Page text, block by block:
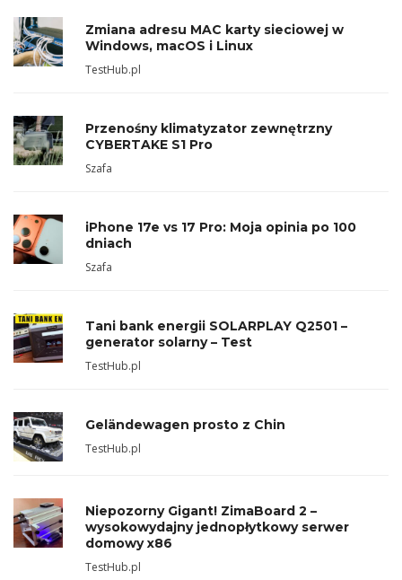
Zmiana adresu MAC karty sieciowej w
Windows, macOS i Linux
TestHub.pl
Przenośny klimatyzator zewnętrzny
CYBERTAKE S1 Pro
Szafa
iPhone 17e vs 17 Pro: Moja opinia po 100
dniach
Szafa
Tani bank energii SOLARPLAY Q2501 –
generator solarny – Test
TestHub.pl
Geländewagen prosto z Chin
TestHub.pl
Niepozorny Gigant! ZimaBoard 2 –
wysokowydajny jednopłytkowy serwer
domowy x86
TestHub.pl